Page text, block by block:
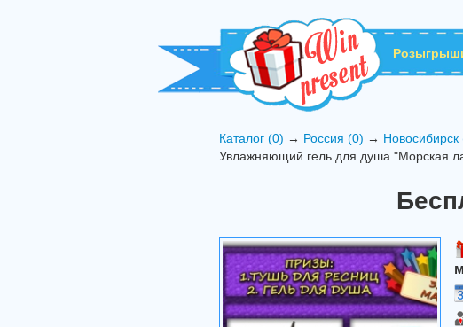
Каталог (0) → Россия (0) → Новосибирск
Увлажняющий гель для душа "Морская